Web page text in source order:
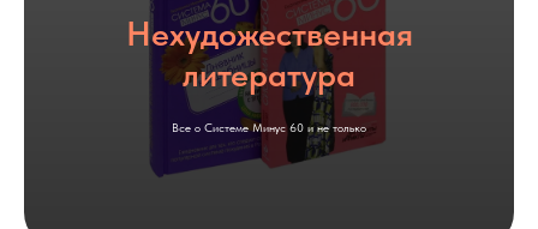
Нехудожественная
литература
Все о Системе Минус 60 и не только